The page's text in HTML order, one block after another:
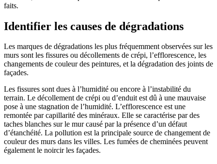
faits.
Identifier les causes de dégradations
Les marques de dégradations les plus fréquemment observées sur les
murs sont les fissures ou décollements de crépi, l’efflorescence, les
changements de couleur des peintures, et la dégradation des joints de
façades.
Les fissures sont dues à l’humidité ou encore à l’instabilité du
terrain. Le décollement de crépi ou d’enduit est dû à une mauvaise
pose à une stagnation de l’humidité. L’efflorescence est une
remontée par capillarité des minéraux. Elle se caractérise par des
taches blanches sur le mur causé par la présence d’un défaut
d’étanchéité. La pollution est la principale source de changement de
couleur des murs dans les villes. Les fumées de cheminées peuvent
également le noircir les façades.